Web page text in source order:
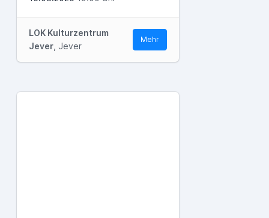
LOK Kulturzentrum
Jever , Jever
Mehr